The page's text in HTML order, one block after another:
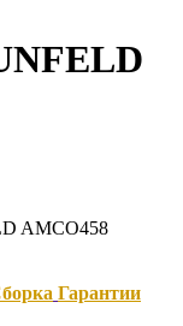
AMCO458
Гарантии